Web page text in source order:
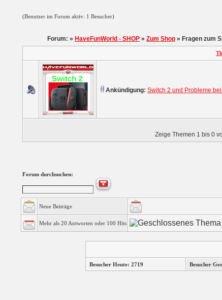
(Benutzer im Forum aktiv: 1 Besucher)
Forum: » HaveFunWorld - SHOP » Zum Shop » Fragen zum
Ankündigung: Switch 2 und Probleme
Zeige Themen 1 bis 0
Forum durchsuchen:
Neue Beiträge
Mehr als 20 Antworten oder 100 Hits
Besucher Heute: 2719 Besucher